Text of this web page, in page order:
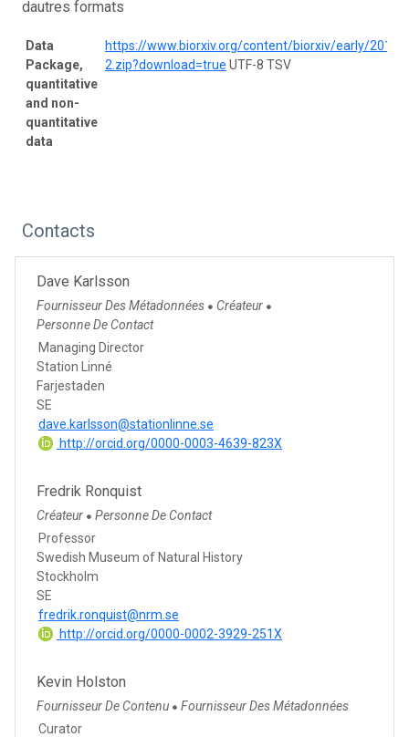
dautres formats
Data
Package,
quantitative
and non-
quantitative
data
https://www.biorxiv.org/content/biorxiv/early/
2.zip?download=true UTF-8 TSV
Contacts
Dave Karlsson
Fournisseur Des Métadonnées ● Créateur ●
Personne De Contact
Managing Director
Station Linné
Farjestaden
SE
dave.karlsson@stationlinne.se
http://orcid.org/0000-0003-4639-823X
Fredrik Ronquist
Créateur ● Personne De Contact
Professor
Swedish Museum of Natural History
Stockholm
SE
fredrik.ronquist@nrm.se
http://orcid.org/0000-0002-3929-251X
Kevin Holston
Fournisseur De Contenu ● Fournisseur Des Métadonnées
Curator